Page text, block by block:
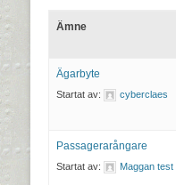
Ämne
Ägarbyte
Startat av: cyberclaes
Passagerarångare
Startat av: Maggan test